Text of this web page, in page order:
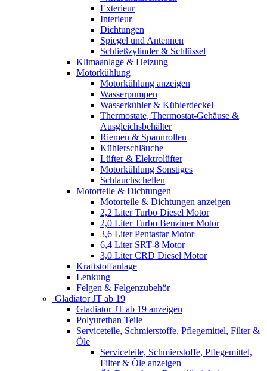
Exterieur
Interieur
Dichtungen
Spiegel und Antennen
Schließzylinder & Schlüssel
Klimaanlage & Heizung
Motorkühlung
Motorkühlung anzeigen
Wasserpumpen
Wasserkühler & Kühlerdeckel
Thermostate, Thermostat-Gehäuse &
Ausgleichsbehälter
Riemen & Spannrollen
Kühlerschläuche
Lüfter & Elektrolüfter
Motorkühlung Sonstiges
Schlauchschellen
Motorteile & Dichtungen
Motorteile & Dichtungen anzeigen
2,2 Liter Turbo Diesel Motor
2,0 Liter Turbo Benziner Motor
3,6 Liter Pentastar Motor
6,4 Liter SRT-8 Motor
3,0 Liter CRD Diesel Motor
Kraftstoffanlage
Lenkung
Felgen & Felgenzubehör
Gladiator JT ab 19
Gladiator JT ab 19 anzeigen
Polyurethan Teile
Serviceteile, Schmierstoffe, Pflegemittel, Filter &
Öle
Serviceteile, Schmierstoffe, Pflegemittel,
Filter & Öle anzeigen